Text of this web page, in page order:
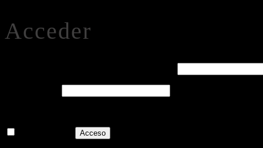
Acceder
Acceso